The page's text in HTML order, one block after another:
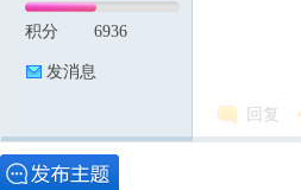
积分 6936
发消息
回复